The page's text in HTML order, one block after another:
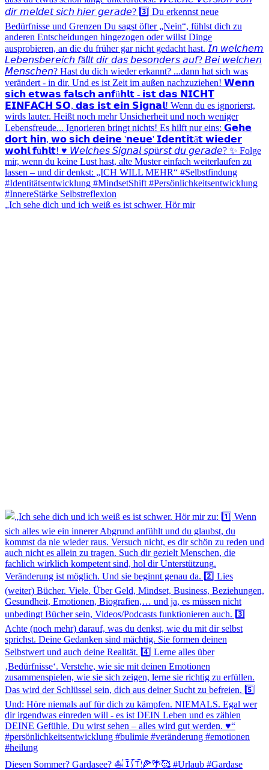
„Ich sehe dich und ich weiß es ist schwer. Hör mir
Diesen Sommer? Gardasee? ⛵️🇮🇹🍕🌴🥰 #Urlaub #Gardase